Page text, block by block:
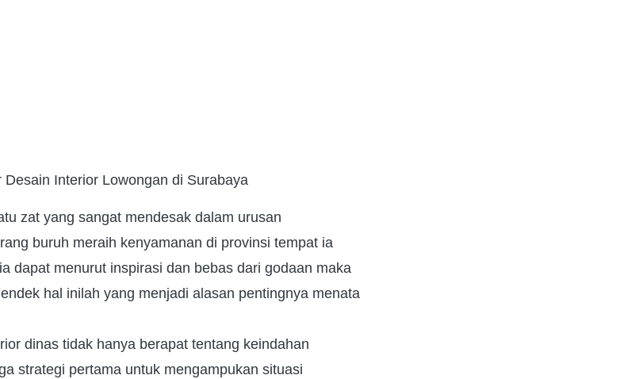
Interior Lowongan di Surabaya
zat yang sangat mendesak dalam urusan
buruh meraih kenyamanan di provinsi tempat ia
dapat menurut inspirasi dan bebas dari godaan maka
hal inilah yang menjadi alasan pentingnya menata
dinas tidak hanya berapat tentang keindahan
strategi pertama untuk mengampukan situasi